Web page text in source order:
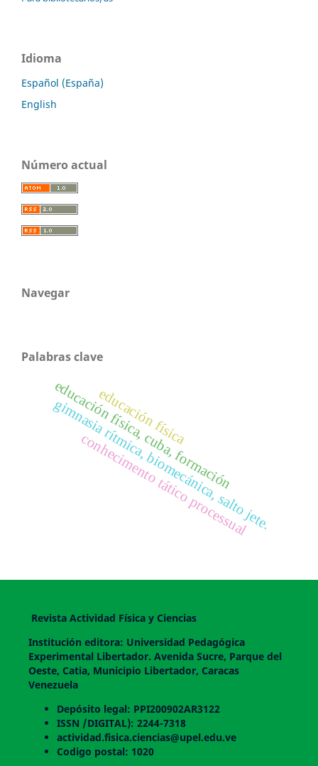
Idioma
Español (España)
English
Número actual
Navegar
Palabras clave
educación física
educación física, cuba, formación
gimnasia rítmica, biomecánica, salto jete.
conhecimento tático processual
Revista Actividad Física y Ciencias
Institución editora: Universidad Pedagógica
Experimental Libertador. Avenida Sucre, Parque del
Oeste, Catia, Municipio Libertador, Caracas
Venezuela
Depósito legal: PPI200902AR3122
ISSN /DIGITAL): 2244-7318
actividad.fisica.ciencias@upel.edu.ve
Codigo postal: 1020